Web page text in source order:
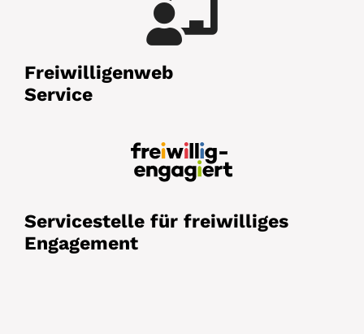
Freiwilligenweb
Service
Servicestelle für freiwilliges
Engagement